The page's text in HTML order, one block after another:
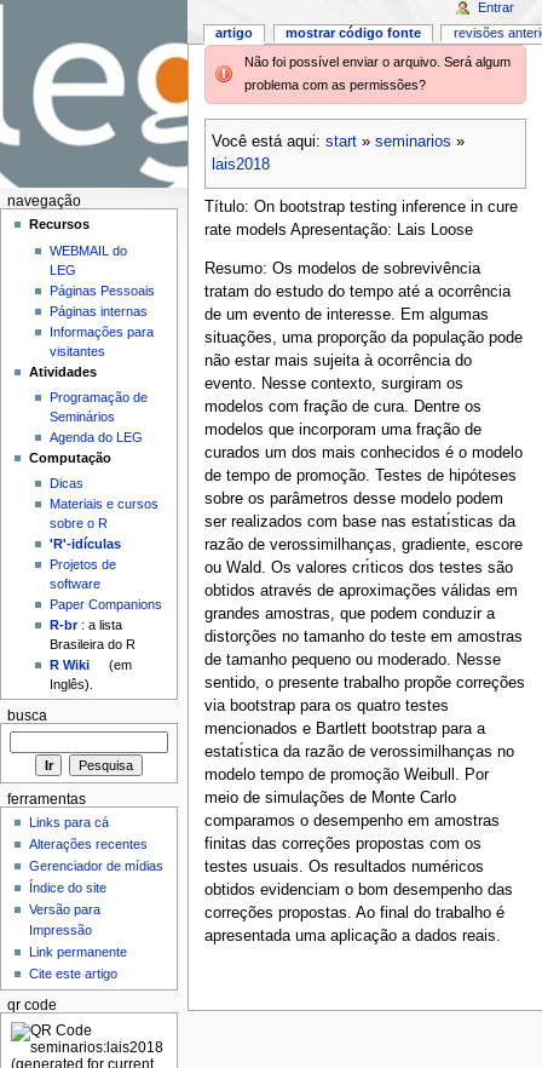
Não foi possível enviar o arquivo. Será algum
problema com as permissões?
Você está aqui: start» seminarios »
lais2018
Título: On bootstrap testing inference in cure
rate models Apresentação: Lais Loose
Resumo: Os modelos de sobrevivência
tratam do estudo do tempo até a ocorrência
de um evento de interesse. Em algumas
situações, uma proporção da população pode
não estar mais sujeita à ocorrência do
evento. Nesse contexto, surgiram os
modelos com fração de cura. Dentre os
modelos que incorporam uma fração de
curados um dos mais conhecidos é o modelo
de tempo de promoção. Testes de hipóteses
sobre os parâmetros desse modelo podem
ser realizados com base nas estatı́sticas da
razão de verossimilhanças, gradiente, escore
ou Wald. Os valores crı́ticos dos testes são
obtidos através de aproximações válidas em
grandes amostras, que podem conduzir a
distorções no tamanho do teste em amostras
de tamanho pequeno ou moderado. Nesse
sentido, o presente trabalho propõe correções
via bootstrap para os quatro testes
mencionados e Bartlett bootstrap para a
estatı́stica da razão de verossimilhanças no
modelo tempo de promoção Weibull. Por
meio de simulações de Monte Carlo
comparamos o desempenho em amostras
finitas das correções propostas com os
testes usuais. Os resultados numéricos
obtidos evidenciam o bom desempenho das
correções propostas. Ao final do trabalho é
apresentada uma aplicação a dados reais.
artigo mostrar código fonte revisões
Entrar
navegação
Recursos
WEBMAIL do
LEG
Páginas Pessoais
Páginas internas
Informações para
visitantes
Atividades
Programação de
Seminários
Agenda do LEG
Computação
Dicas
Materiais e cursos
sobre o R
'R'-idículas
Projetos de
software
Paper Companions
R-br: a lista
Brasileira do R
R Wiki
(em
Inglês).
busca
ferramentas
Links para cá
Alterações recentes
Gerenciador de mídias
Índice do site
Versão para
Impressão
Link permanente
Cite este artigo
qr code